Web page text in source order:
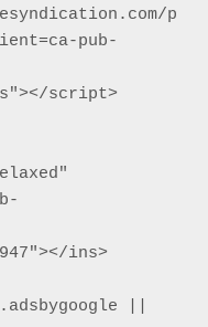
p
pub-